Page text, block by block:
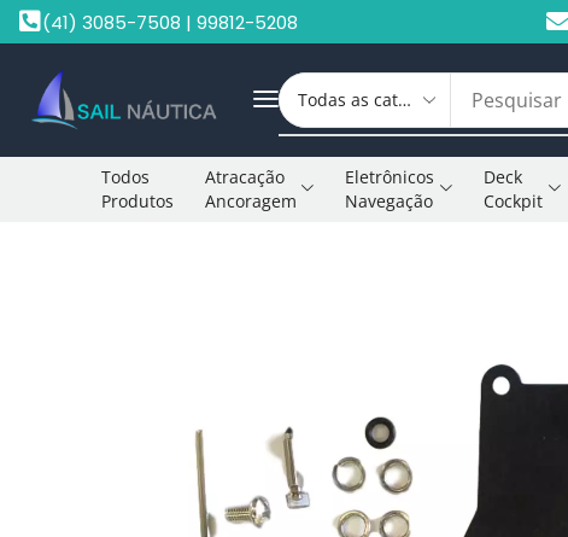
(41) 3085-7508 | 99812-5208
Todos
Produtos
Atracação
Ancoragem
Eletrônicos
Navegação
Deck
Cockpit